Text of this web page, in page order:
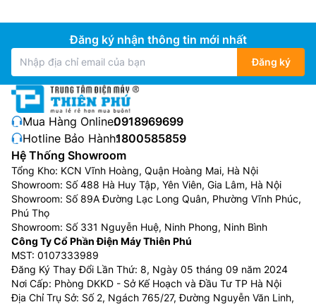
thường xuyên mở ra, đóng vào để lấy thức ăn, nên
thiết kế này sẽ giúp bạn không phải cúi người hay ngồi
xuống để lấy thực phẩm, phù hợp với gia đình có
người lớn tuổi.
Tủ lạnh French Door
Tủ lạnh French Door (tủ lạnh cửa Pháp) là loại tủ lạnh
3 cánh phổ biến, có 2 cửa ngăn mát mở ra ở trên (kiểu
Pháp) và ngăn đá dạng ngăn kéo ở dưới, thiết kế rộng
rãi, dung tích lớn (thường 600L+) phù hợp gia đình
đông người, giúp dễ dàng cất giữ thực phẩm lớn như
pizza hoặc bánh dài, với nhiều tính năng hiện đại và
mẫu mã đa dạng.
Đăng ký nhận thông tin mới nhất
Đăng ký
Mua Hàng Online:0918969699
Hotline Bảo Hành:1800585859
Hệ Thống Showroom
Tổng Kho: KCN Vĩnh Hoàng, Quận Hoàng Mai, Hà Nội
Showroom: Số 488 Hà Huy Tập, Yên Viên, Gia Lâm, Hà Nội
Showroom: Số 89A Đường Lạc Long Quân, Phường Vĩnh Phúc,
Phú Thọ
Showroom: Số 331 Nguyễn Huệ, Ninh Phong, Ninh Bình
Công Ty Cổ Phần Điện Máy Thiên Phú
MST: 0107333989
Đăng Ký Thay Đổi Lần Thứ: 8, Ngày 05 tháng 09 năm 2024
Nơi Cấp: Phòng DKKD - Sở Kế Hoạch và Đầu Tư TP Hà Nội
Địa Chỉ Trụ Sở: Số 2, Ngách 765/27, Đường Nguyễn Văn Linh,